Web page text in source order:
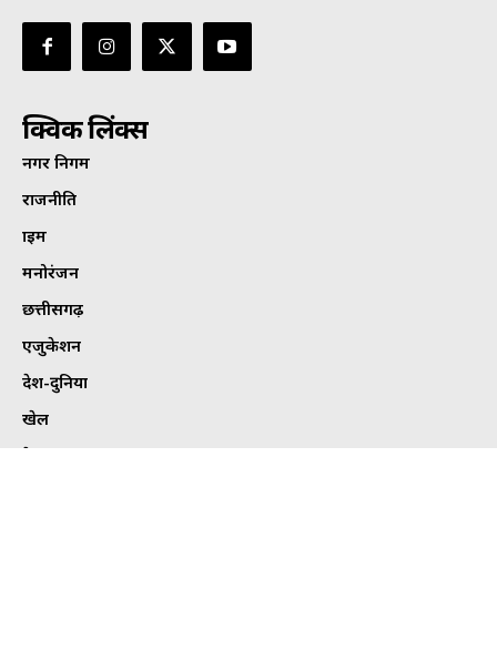
क्विक लिंक्स
नगर निगम
राजनीति
क्राइम
मनोरंजन
छत्तीसगढ़
एजुकेशन
देश-दुनिया
खेल
हेल्थ